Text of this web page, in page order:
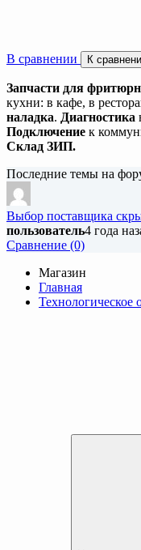
В сравнении К
Запчасти для
кухни: в кафе, в
наладка. Диагностика
Подключение к
Склад ЗИП.
Последние темы на
Выбор поставщика
пользователь4 года
Cравнение (0)
Магазин
Главная
Технологическое